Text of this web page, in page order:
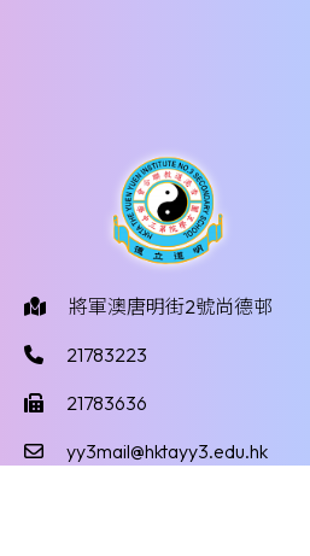
將軍澳唐明街2號尚德邨
21783223
21783636
yy3mail@hktayy3.edu.hk